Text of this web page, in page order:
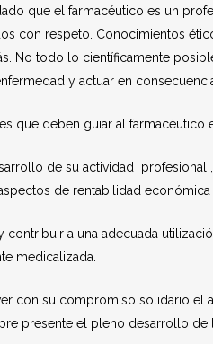
que el farmacéutico es un
con respeto. Conocimientos
No todo lo científicamente
y actuar en
que deben guiar al farmacéutico
de su actividad
de rentabilidad
contribuir a una adecuada
medicalizada.
con su compromiso solidario el
presente el pleno desarrollo de